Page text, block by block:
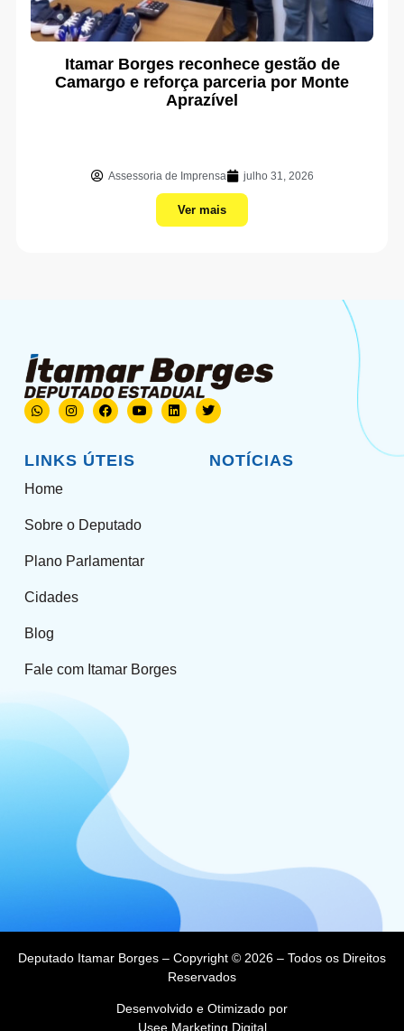
Itamar Borges reconhece gestão de
Camargo e reforça parceria por Monte
Aprazível
Assessoria de Imprensa julho 31, 2026
Ver mais
LINKS ÚTEIS
Home
Sobre o Deputado
Plano Parlamentar
Cidades
Blog
Fale com Itamar Borges
NOTÍCIAS
Deputado Itamar Borges – Copyright © 2026 – Todos os Direitos
Reservados
Desenvolvido e Otimizado por
Usee Marketing Digital